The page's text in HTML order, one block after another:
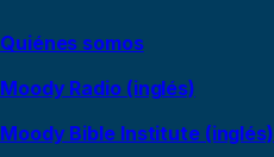
Quiénes somos
Moody Radio (inglés)
Moody Bible Institute (inglés)